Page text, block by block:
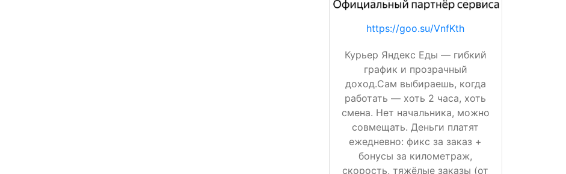
https://goo.su/VnfKth
Курьер Яндекс Еды — гибкий
график и прозрачный
доход.Сам выбираешь, когда
работать — хоть 2 часа, хоть
смена. Нет начальника, можно
совмещать. Деньги платят
ежедневно: фикс за заказ +
бонусы за километраж,
скорость, тяжёлые заказы (от